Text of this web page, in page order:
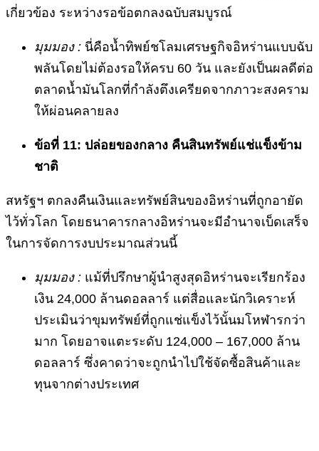
เกี่ยวข้อง ระหว่างรอข้อตกลงฉบับสมบูรณ์
มุมมอง : นี่คือน้ำทิพย์ชโลมเศรษฐกิจอิหร่านแบบฉับ
พลันโดยไม่ต้องรอให้ครบ 60 วัน และยังเป็นผลดีต่อ
ตลาดน้ำมันโลกที่กำลังตึงเครียดจากภาวะสงคราม
ให้ผ่อนคลายลง
ข้อที่ 11: ปล่อยของกลาง คืนสินทรัพย์แช่แข็งข้าม
ชาติ
สหรัฐฯ ตกลงคืนเงินและทรัพย์สินของอิหร่านที่ถูกอายัด
ไว้ทั่วโลก โดยธนาคารกลางอิหร่านจะมีอำนาจเบ็ดเสร็จ
ในการจัดการงบประมาณส่วนนี้
มุมมอง : แม้ที่ปรึกษาผู้นำสูงสุดอิหร่านจะเรียกร้อง
เงิน 24,000 ล้านดอลลาร์ แต่สื่อและนักวิเคราะห์
ประเมินว่าขุมทรัพย์ที่ถูกแช่แข็งไว้นั้นมโหฬารกว่า
มาก โดยอาจแตะระดับ 124,000 – 167,000 ล้าน
ดอลลาร์ ซึ่งคาดว่าจะถูกนำไปใช้จัดซื้อสินค้าและ
ทุนจากต่างประเทศ